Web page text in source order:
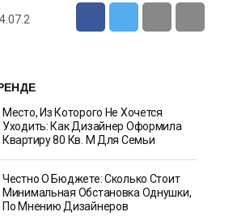
Место, Из Которого Не Хочется
Уходить: Как Дизайнер Оформила
Квартиру 80 Кв. М Для Семьи
Честно О Бюджете: Сколько Стоит
Минимальная Обстановка Однушки,
По Мнению Дизайнеров